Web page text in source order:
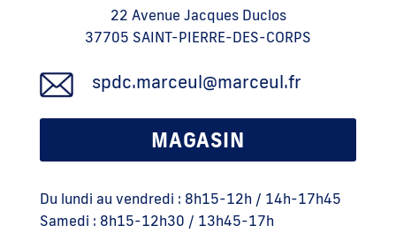
22 Avenue Jacques Duclos
37705 SAINT-PIERRE-DES-CORPS
spdc.marceul@marceul.fr
MAGASIN
Du lundi au vendredi : 8h15-12h / 14h-17h45
Samedi : 8h15-12h30 / 13h45-17h